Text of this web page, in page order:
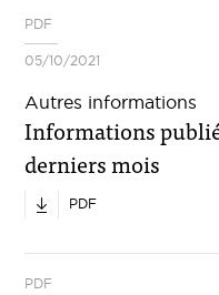
PDF
05/10/2021
Autres informations
Informations
derniers mois
PDF
PDF